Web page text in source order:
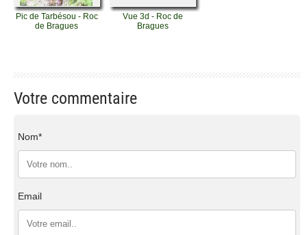
Pic de Tarbésou - Roc
de Bragues
Vue 3d - Roc de
Bragues
Votre commentaire
Nom*
Email